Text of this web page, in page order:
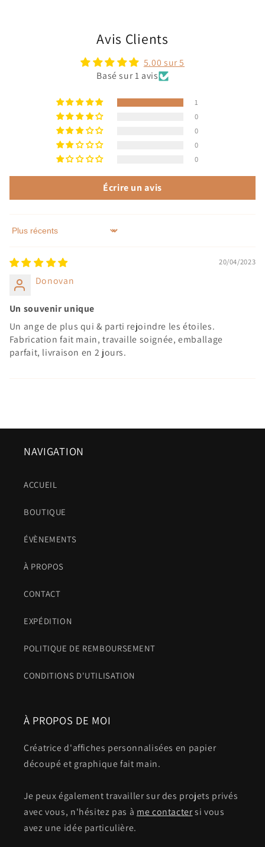
Avis Clients
5.00 sur 5
Basé sur 1 avis
1
0
0
0
0
Écrire un avis
Sort by
20/04/2023
Donovan
Un souvenir unique
Un ange de plus qui & parti rejoindre les étoiles.
Fabrication fait main, travaille soignée, emballage
parfait, livraison en 2 jours.
NAVIGATION
ACCUEIL
BOUTIQUE
ÉVÈNEMENTS
À PROPOS
CONTACT
EXPÉDITION
POLITIQUE DE REMBOURSEMENT
CONDITIONS D'UTILISATION
À PROPOS DE MOI
Créatrice d'affiches personnalisées en papier
découpé et graphique fait main.
Je peux également travailler sur des projets privés
avec vous, n'hésitez pas à me contactersi vous
avez une idée particulière.